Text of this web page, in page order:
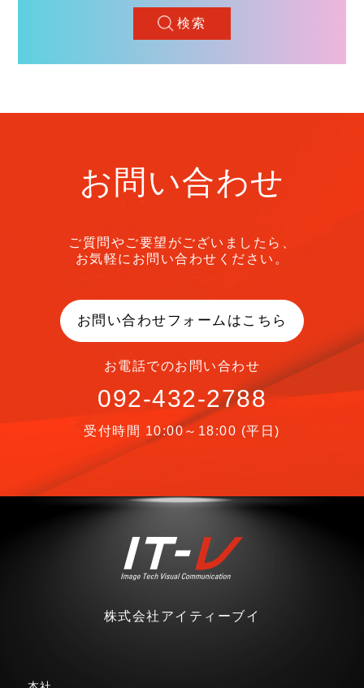
検索
お問い合わせ
ご質問やご要望がございましたら、
お気軽にお問い合わせください。
お問い合わせフォームはこちら
お電話でのお問い合わせ
092-432-2788
受付時間 10:00～18:00 (平日)
株式会社アイティーブイ